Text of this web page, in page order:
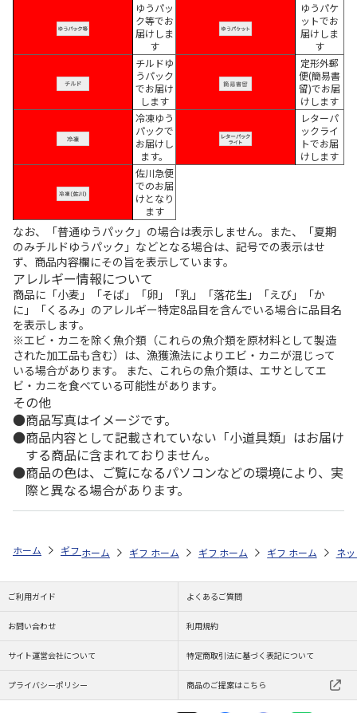
ゆうパッ
ク等でお
届けしま
す
ゆうパケ
ットでお
届けしま
す
チルドゆ
うパック
でお届け
します
定形外郵
便(簡易書
留)でお届
けします
冷凍ゆう
パックで
お届けし
ます。
レターパ
ックライ
トでお届
けします
佐川急便
でのお届
けとなり
ます
なお、「普通ゆうパック」の場合は表示しません。また、「夏期
のみチルドゆうパック」などとなる場合は、記号での表示はせ
ず、商品内容欄にその旨を表示しています。
アレルギー情報について
商品に「小麦」「そば」「卵」「乳」「落花生」「えび」「か
に」「くるみ」のアレルギー特定8品目を含んでいる場合に品目名
を表示します。
※エビ・カニを除く魚介類（これらの魚介類を原材料として製造
された加工品も含む）は、漁獲漁法によりエビ・カニが混じって
いる場合があります。 また、これらの魚介類は、エサとしてエ
ビ・カニを食べている可能性があります。
その他
商品写真はイメージです。
商品内容として記載されていない「小道具類」はお届け
する商品に含まれておりません。
商品の色は、ご覧になるパソコンなどの環境により、実
際と異なる場合があります。
ホーム ギフトストア お中元・夏ギフト特集 2026 お菓子・スイーツ
ホーム ギフトストア お中元・夏ギフト特集 2026
ホーム ギフトストア お中元・夏ギフト
ホーム ギフトストア お
ホーム ネ
ご利用ガイド よくあるご質問
お問い合わせ 利用規約
サイト運営会社について 特定商取引法に基づく表記について
プライバシーポリシー 商品のご提案はこちら